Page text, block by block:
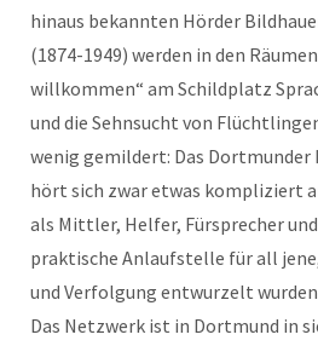
hinaus bekannten Hörder
(1874-1949) werden in den
willkommen“ am Schildplatz
und die Sehnsucht von
wenig gemildert: Das
hört sich zwar etwas kompliziert
als Mittler, Helfer, Fürsprecher
praktische Anlaufstelle für all
und Verfolgung entwurzelt
Das Netzwerk ist in Dortmund in